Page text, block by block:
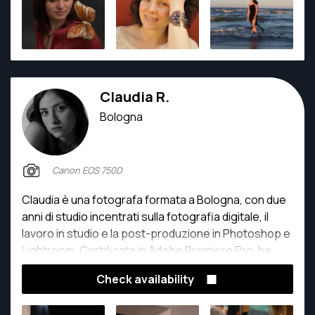
expanded her skills and specialized in wedding,
maternity, and family photography, capturing
heartfelt moments with creativity and care.
Claudia R.
Bologna
Canon EOS 750D
Claudia è una fotografa formata a Bologna, con due
anni di studio incentrati sulla fotografia digitale, il
lavoro in studio e la post-produzione in Photoshop e
Lightroom. Certificata in Adobe Premiere Pro, ha
anche completato un corso da Specialista in
Montaggio Video. Claudia ha collaborato a progetti
Check availability